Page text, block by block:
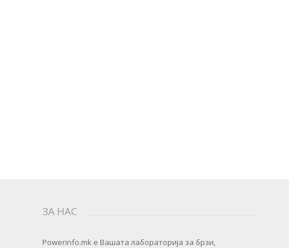
ЗА НАС
Powerinfo.mk e Вашата лабораторија за брзи,